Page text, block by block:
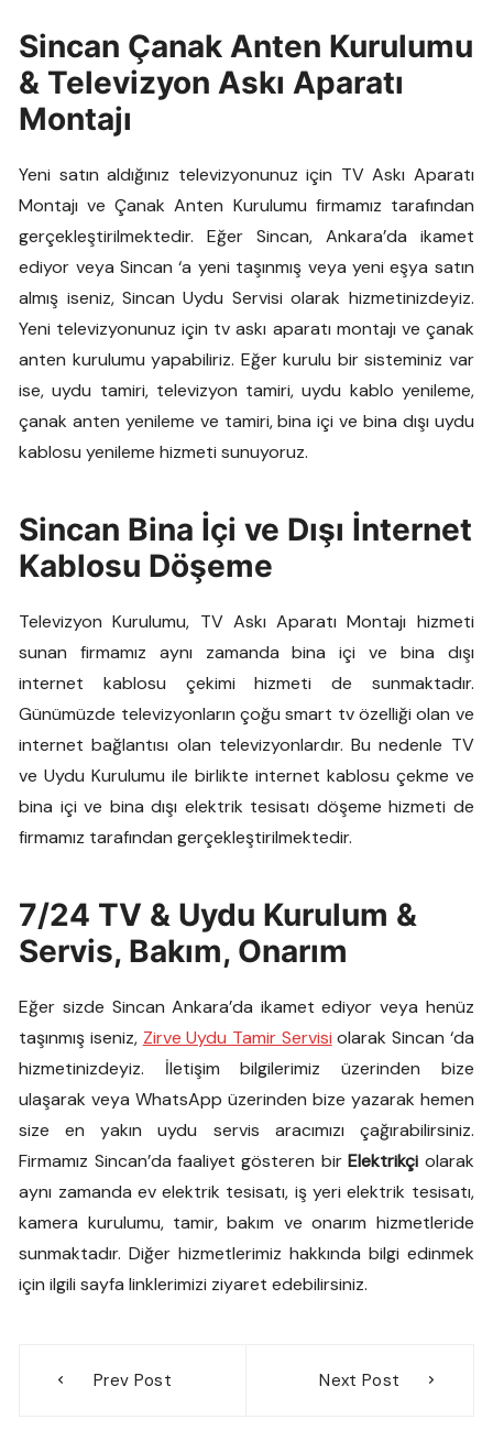
Sincan Çanak Anten Kurulumu
& Televizyon Askı Aparatı
Montajı
Yeni satın aldığınız televizyonunuz için TV Askı Aparatı
Montajı ve Çanak Anten Kurulumu firmamız tarafından
gerçekleştirilmektedir. Eğer Sincan, Ankara’da ikamet
ediyor veya Sincan ‘a yeni taşınmış veya yeni eşya satın
almış iseniz, Sincan Uydu Servisi olarak hizmetinizdeyiz.
Yeni televizyonunuz için tv askı aparatı montajı ve çanak
anten kurulumu yapabiliriz. Eğer kurulu bir sisteminiz var
ise, uydu tamiri, televizyon tamiri, uydu kablo yenileme,
çanak anten yenileme ve tamiri, bina içi ve bina dışı uydu
kablosu yenileme hizmeti sunuyoruz.
Sincan Bina İçi ve Dışı İnternet
Kablosu Döşeme
Televizyon Kurulumu, TV Askı Aparatı Montajı hizmeti
sunan firmamız aynı zamanda bina içi ve bina dışı
internet kablosu çekimi hizmeti de sunmaktadır.
Günümüzde televizyonların çoğu smart tv özelliği olan ve
internet bağlantısı olan televizyonlardır. Bu nedenle TV
ve Uydu Kurulumu ile birlikte internet kablosu çekme ve
bina içi ve bina dışı elektrik tesisatı döşeme hizmeti de
firmamız tarafından gerçekleştirilmektedir.
7/24 TV & Uydu Kurulum &
Servis, Bakım, Onarım
Eğer sizde Sincan Ankara’da ikamet ediyor veya henüz
taşınmış iseniz, Zirve Uydu Tamir Servisi olarak Sincan ‘da
hizmetinizdeyiz. İletişim bilgilerimiz üzerinden bize
ulaşarak veya WhatsApp üzerinden bize yazarak hemen
size en yakın uydu servis aracımızı çağırabilirsiniz.
Firmamız Sincan’da faaliyet gösteren birElektrikçi olarak
aynı zamanda ev elektrik tesisatı, iş yeri elektrik tesisatı,
kamera kurulumu, tamir, bakım ve onarım hizmetleride
sunmaktadır. Diğer hizmetlerimiz hakkında bilgi edinmek
için ilgili sayfa linklerimizi ziyaret edebilirsiniz.
gezinmesi
Prev Post Next Post